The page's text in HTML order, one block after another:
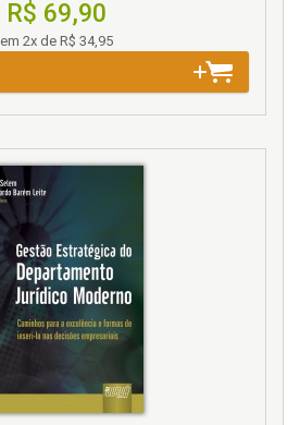
R$ 69,90
em 2x de R$ 34,95